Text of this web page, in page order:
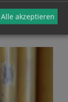
Alle akzeptieren